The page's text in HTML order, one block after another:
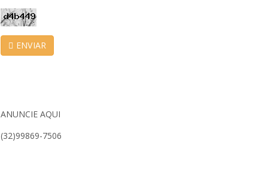
ENVIAR
ANUNCIE AQUI
(32)99869-7506